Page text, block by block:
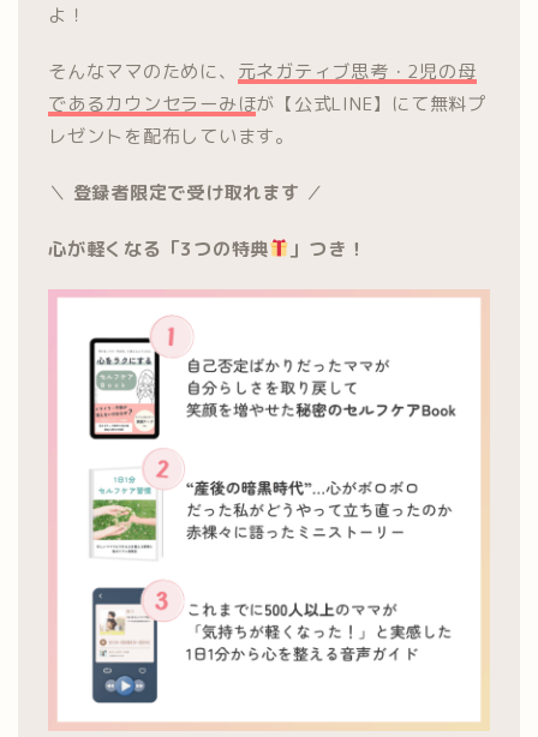
よ！
そんなママのために、 元ネガティブ思考・2児の母
であるカウンセラーみほが【公式LINE】にて無料プ
レゼントを配布しています。
＼ 登録者限定で受け取れます ／
心が軽くなる「3つの特典 」つき！